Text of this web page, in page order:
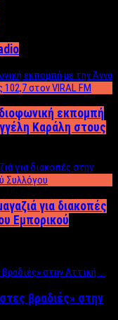
εκπομπή
Καράλη στους
για διακοπές
Εμπορικού
βραδιές» στην